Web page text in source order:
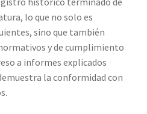
lo que no solo es
sino que también
y de cumplimiento
a informes explicados
la conformidad con